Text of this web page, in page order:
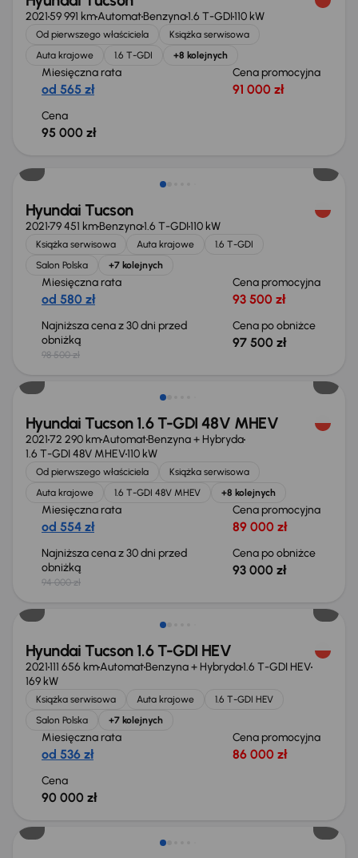
202159 991 kmAutomatBenzyna1.6 T-GDI110 kW
Od pierwszego właściciela
Książka serwisowa
Auta krajowe
1.6 T-GDI +8 kolejnych
Miesięczna rata
od 565 zł
Cena promocyjna
91 000 zł
Cena
95 000 zł
Hyundai Tucson
202179 451 kmBenzyna1.6 T-GDI110 kW
Książka serwisowa Auta krajowe
1.6 T-GDI
Salon Polska
+7 kolejnych
Miesięczna rata
od 580 zł
Cena promocyjna
93 500 zł
Najniższa cena z 30 dni przed
obniżką
98 500 zł
Cena po obniżce
97 500 zł
Taniej o 1 000 zł
Hyundai Tucson 1.6 T-GDI 48V MHEV
202172 290 kmAutomatBenzyna + Hybryda
1.6 T-GDI 48V MHEV110 kW
Od pierwszego właściciela
Książka serwisowa
Auta krajowe
1.6 T-GDI 48V MHEV +8 kolejnych
Miesięczna rata
od 554 zł
Cena promocyjna
89 000 zł
Najniższa cena z 30 dni przed
obniżką
94 000 zł
Cena po obniżce
93 000 zł
Hyundai Tucson 1.6 T-GDI HEV
2021111 656 kmAutomatBenzyna + Hybryda1.6 T-GDI HEV
169 kW
Książka serwisowa Auta krajowe
1.6 T-GDI HEV
Salon Polska
+7 kolejnych
Miesięczna rata
od 536 zł
Cena promocyjna
86 000 zł
Cena
90 000 zł